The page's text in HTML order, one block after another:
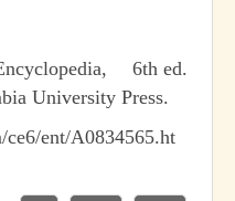
6th ed.
University Press.
ent/A0834565.ht